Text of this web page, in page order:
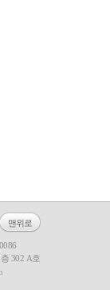
맨위로
302 A호